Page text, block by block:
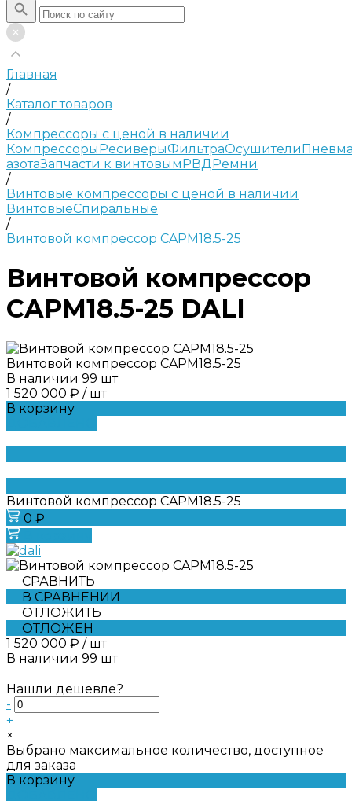
Главная
/
Каталог товаров
/
Компрессоры с ценой в наличии
КомпрессорыРесиверыФильтраОсушители
азотаЗапчасти к винтовымРВДРемни
/
Винтовые компрессоры с ценой в наличии
ВинтовыеСпиральные
/
Винтовой компрессор CAPM18.5-25
Винтовой компрессор
CAPM18.5-25 DALI
Винтовой компрессор CAPM18.5-25
В наличии 99 шт
1 520 000 ₽ / шт
В корзину
Винтовой компрессор CAPM18.5-25
0 ₽
СРАВНИТЬ
В СРАВНЕНИИ
ОТЛОЖИТЬ
ОТЛОЖЕН
1 520 000 ₽ / шт
В наличии 99 шт
Нашли дешевле?
-
+
×
Выбрано максимальное количество, доступное
для заказа
В корзину